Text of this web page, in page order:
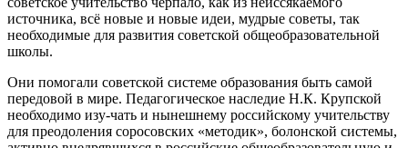
источника, всё новые и новые идеи, мудрые советы, так
необходимые для развития советской общеобразовательной
школы.
Они помогали советской системе образования быть самой
передовой в мире. Педагогическое наследие Н.К. Крупской
необходимо изу-чать и нынешнему российскому учительству
для преодоления соросовских «методик», болонской системы,